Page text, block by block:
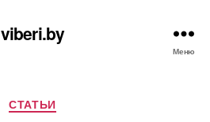
viberi.by
Меню
Рубрики
СТАТЬИ